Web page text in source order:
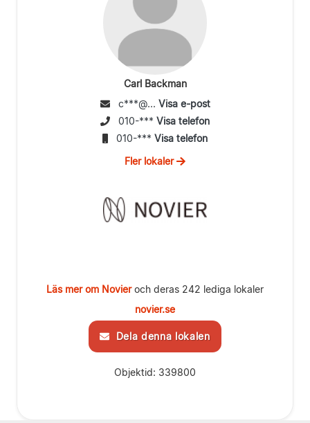
Carl Backman
c***@... Visa e-post
010-*** Visa telefon
010-*** Visa telefon
Fler lokaler
Läs mer om Novieroch deras 242 lediga lokaler
novier.se
Dela denna lokalen
Objektid: 339800